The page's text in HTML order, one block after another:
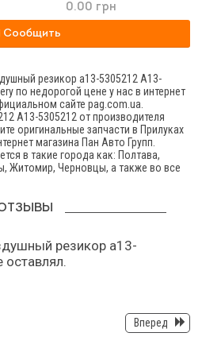
0.00 грн
Сообщить
резикор а13-5305212 A13-
по недорогой цене у нас в интернет
сайте pag.com.ua.
A13-5305212 от производителя
оригинальные запчасти в Прилуках
магазина Пан Авто Групп.
в такие города как: Полтава,
Житомир, Черновцы, а также во все
резикор а13-
Вперед